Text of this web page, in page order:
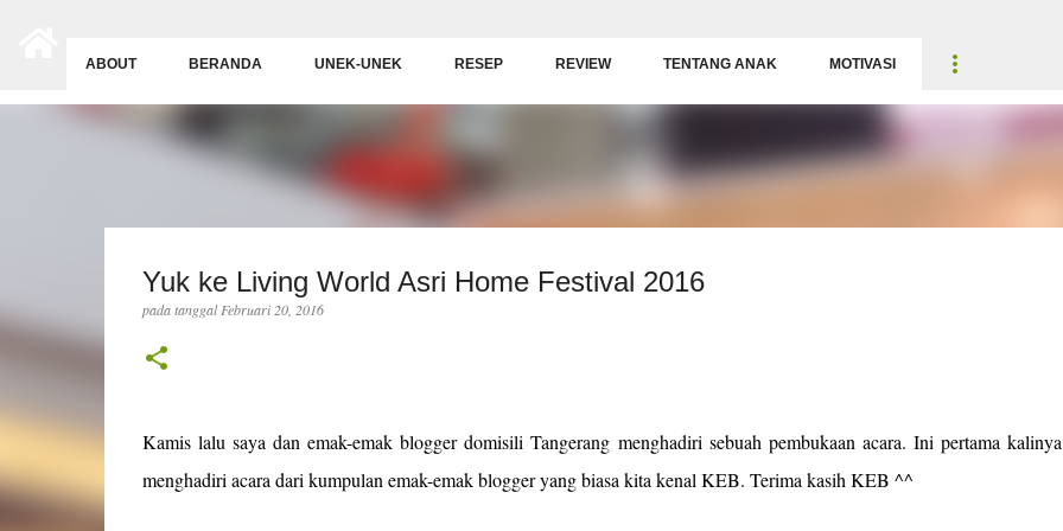
ABOUT BERANDA UNEK-UNEK RESEP REVIEW TENTANG ANAK MOTIVASI
Yuk ke Living World Asri Home Festival 2016
pada tanggalFebruari 20, 2016
Kamis lalu saya dan emak-emak blogger domisili Tangerang menghadiri sebuah pembukaan acara. Ini pertama
menghadiri acara dari kumpulan emak-emak blogger yang biasa kita kenal KEB. Terima kasih KEB ^^